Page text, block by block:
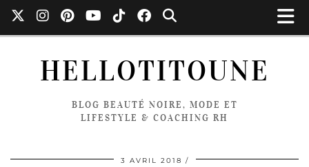
HELLOTITOUNE
BLOG BEAUTÉ NOIRE, MODE ET
LIFESTYLE & COACHING RH
3 AVRIL 2018